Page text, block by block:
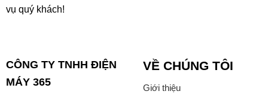
vụ quý khách!
CÔNG TY TNHH ĐIỆN
MÁY 365
VỀ CHÚNG TÔI
Giới thiệu